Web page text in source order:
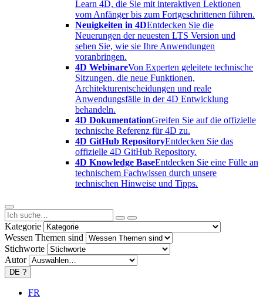
Learn 4D, die Sie mit interaktiven Lektionen
vom Anfänger bis zum Fortgeschrittenen führen.
Neuigkeiten in 4DEntdecken Sie die
Neuerungen der neuesten LTS Version und
sehen Sie, wie sie Ihre Anwendungen
voranbringen.
4D WebinareVon Experten geleitete technische
Sitzungen, die neue Funktionen,
Architekturentscheidungen und reale
Anwendungsfälle in der 4D Entwicklung
behandeln.
4D DokumentationGreifen Sie auf die offizielle
technische Referenz für 4D zu.
4D GitHub RepositoryEntdecken Sie das
offizielle 4D GitHub Repository.
4D Knowledge BaseEntdecken Sie eine Fülle an
technischem Fachwissen durch unsere
technischen Hinweise und Tipps.
Kategorie
Wessen Themen sind
Stichworte
Autor
DE ?
FR